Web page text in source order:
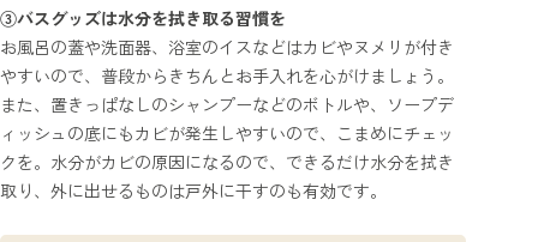
③バスグッズは水分を拭き取る習慣を
お風呂の蓋や洗面器、浴室のイスなどはカビやヌメリが付き
やすいので、普段からきちんとお手入れを心がけましょう。
また、置きっぱなしのシャンプーなどのボトルや、ソープデ
ィッシュの底にもカビが発生しやすいので、こまめにチェッ
クを。水分がカビの原因になるので、できるだけ水分を拭き
取り、外に出せるものは戸外に干すのも有効です。